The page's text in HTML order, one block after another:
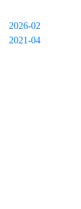
2026-02
2021-04